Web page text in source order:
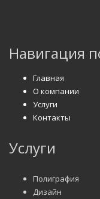
Навигация
Главная
О компании
Услуги
Контакты
Услуги
Полиграфия
Дизайн